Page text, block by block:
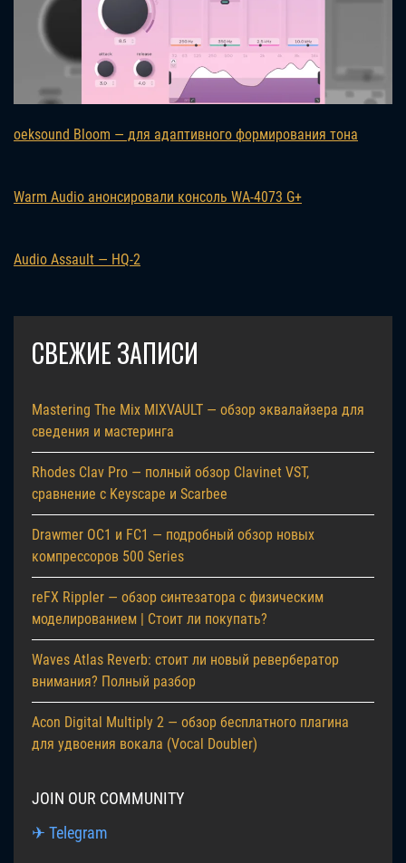
oeksound Bloom — для адаптивного формирования тона
Warm Audio анонсировали консоль WA-4073 G+
Audio Assault — HQ-2
СВЕЖИЕ ЗАПИСИ
Mastering The Mix MIXVAULT — обзор эквалайзера для
сведения и мастеринга
Rhodes Clav Pro — полный обзор Clavinet VST,
сравнение с Keyscape и Scarbee
Drawmer OC1 и FC1 — подробный обзор новых
компрессоров 500 Series
reFX Rippler — обзор синтезатора с физическим
моделированием | Стоит ли покупать?
Waves Atlas Reverb: стоит ли новый ревербератор
внимания? Полный разбор
Acon Digital Multiply 2 — обзор бесплатного плагина
для удвоения вокала (Vocal Doubler)
JOIN OUR COMMUNITY
✈ Telegram